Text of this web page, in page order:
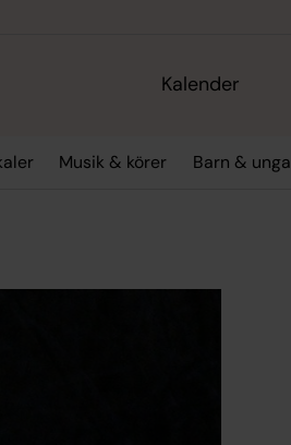
Kalender
Musik & körer Barn & unga